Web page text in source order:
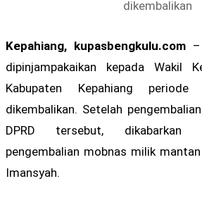
dikembalikan
Kepahiang, kupasbengkulu.com–
dipinjampakaikan kepada Wakil
Kabupaten Kepahiang
dikembalikan. Setelah
DPRD tersebut, dikabarkan
pengembalian mobnas milik mantan
Imansyah.